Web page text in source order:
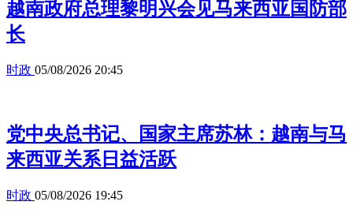
越南政府总理黎明兴会见马来西亚国防部
长
时政 05/08/2026 20:45
党中央总书记、国家主席苏林：越南与马
来西亚关系日益活跃
时政 05/08/2026 19:45